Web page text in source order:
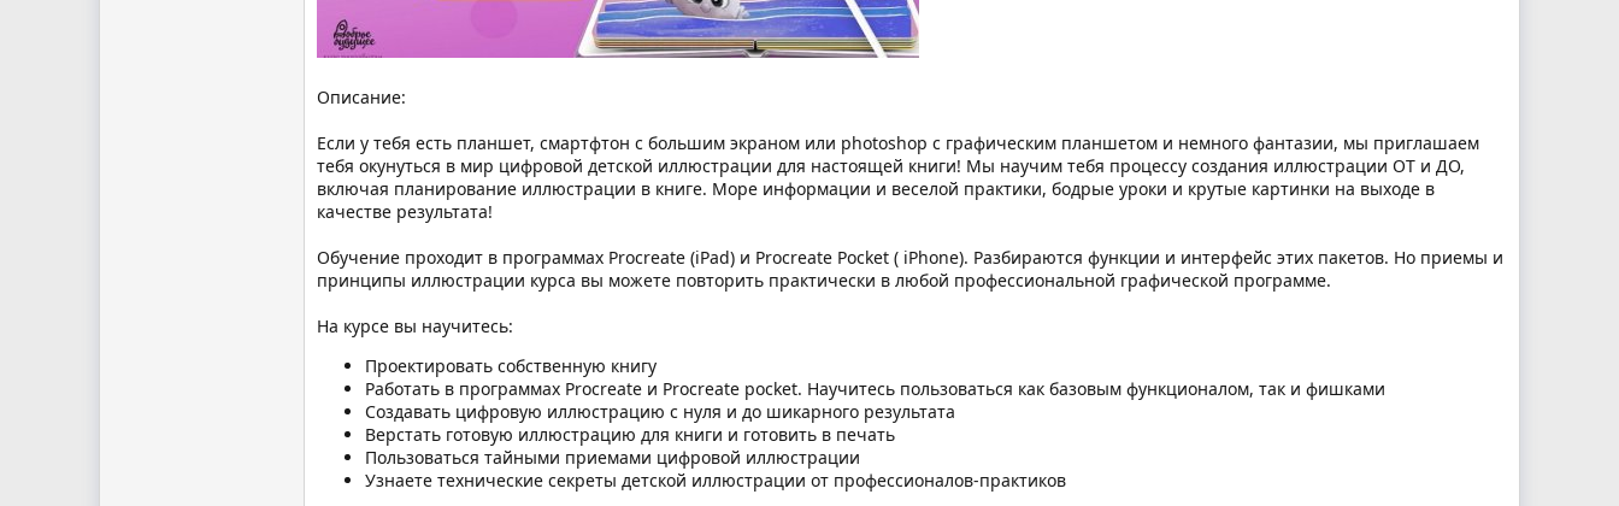
Описание:
Если у тебя есть планшет, смартфтон с большим экраном или photoshop c графическим планшетом и немного фантазии, мы приглашаем
тебя окунуться в мир цифровой детской иллюстрации для настоящей книги! Мы научим тебя процессу создания иллюстрации ОТ и ДО,
включая планирование иллюстрации в книге. Море информации и веселой практики, бодрые уроки и крутые картинки на выходе в
качестве результата!
Обучение проходит в программах Procreate (iPad) и Procreate Pocket ( iPhone). Разбираются функции и интерфейс этих пакетов. Но приемы и
принципы иллюстрации курса вы можете повторить практически в любой профессиональной графической программе.
На курсе вы научитесь:
Проектировать собственную книгу
Работать в программах Procreate и Procreate pocket. Научитесь пользоваться как базовым функционалом, так и фишками
Создавать цифровую иллюстрацию с нуля и до шикарного результата
Верстать готовую иллюстрацию для книги и готовить в печать
Пользоваться тайными приемами цифровой иллюстрации
Узнаете технические секреты детской иллюстрации от профессионалов-практиков